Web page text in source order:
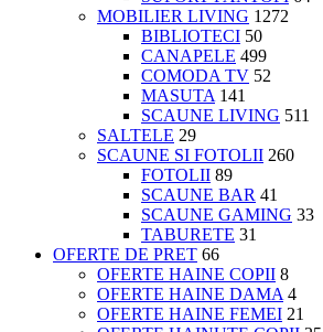
MOBILIER LIVING 1272
BIBLIOTECI 50
CANAPELE 499
COMODA TV 52
MASUTA 141
SCAUNE LIVING 511
SALTELE 29
SCAUNE SI FOTOLII 260
FOTOLII 89
SCAUNE BAR 41
SCAUNE GAMING 33
TABURETE 31
OFERTE DE PRET 66
OFERTE HAINE COPII 8
OFERTE HAINE DAMA 4
OFERTE HAINE FEMEI 21